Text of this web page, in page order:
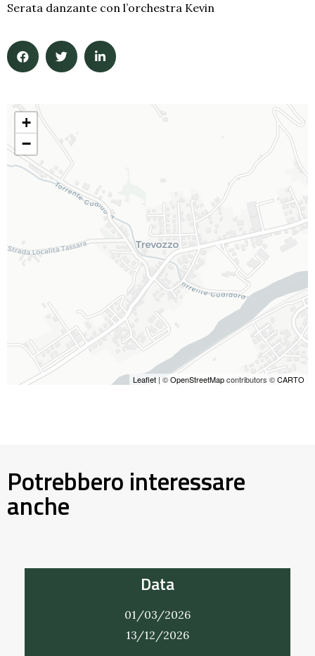
Serata danzante con l’orchestra Kevin
+
−
Leaflet | ©OpenStreetMapcontributors ©CARTO
Potrebbero interessare
anche
01/03/2026
31/12/2026